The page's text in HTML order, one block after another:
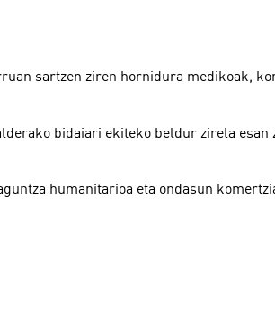
sartzen ziren hornidura medikoak,
bidaiari ekiteko beldur zirela
humanitarioa eta ondasun